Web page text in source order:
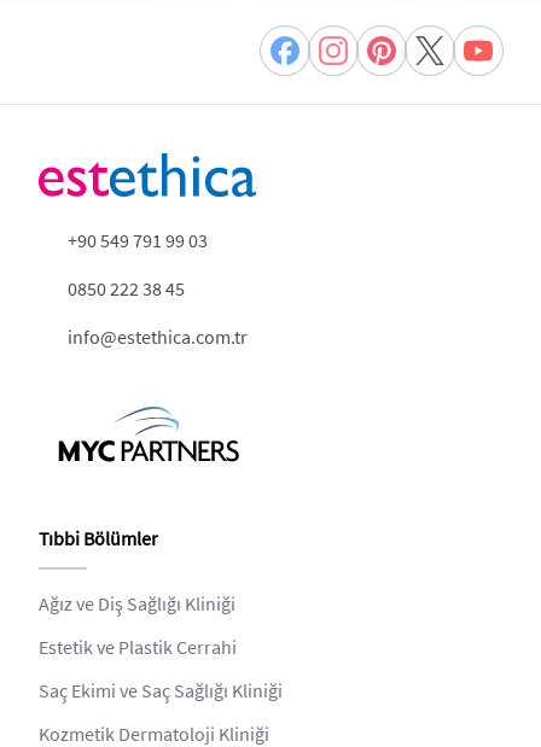
+90 549 791 99 03
0850 222 38 45
info@estethica.com.tr
Tıbbi Bölümler
Ağız ve Diş Sağlığı Kliniği
Estetik ve Plastik Cerrahi
Saç Ekimi ve Saç Sağlığı Kliniği
Kozmetik Dermatoloji Kliniği